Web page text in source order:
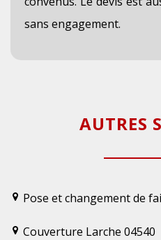
sans engagement.
AUTRES
Pose et changement de
Couverture Larche 04540